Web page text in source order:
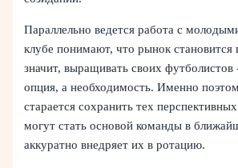
Параллельно ведется работа с
клубе понимают, что рынок становится
значит, выращивать своих
опция, а необходимость. Именно
старается сохранить тех
могут стать основой команды в
аккуратно внедряет их в ротацию.